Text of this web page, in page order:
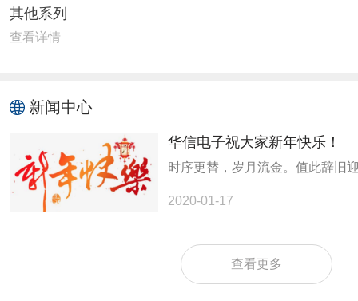
其他系列
查看详情
新闻中心
华信电子祝大家新年快乐！
2020-01-17
查看更多